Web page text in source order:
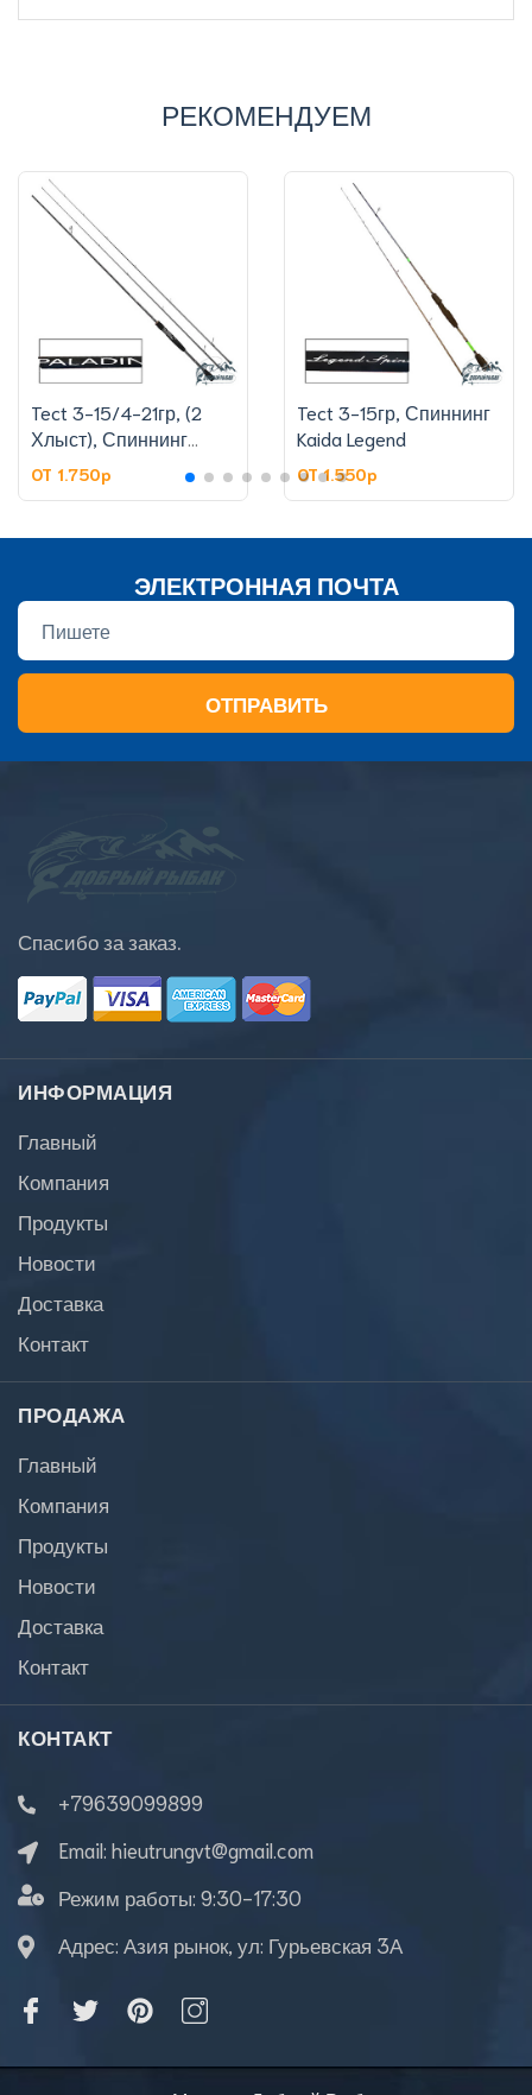
РЕКОМЕНДУЕМ
Tect 3-15/4-21гр, (2
Хлыст), Спиннинг
Kaida PALADIN
OT 1.750p
Tect 3-15гр, Спиннинг
Kaida Legend
OT 1.550p
ЭЛЕКТРОННАЯ ПОЧТА
ОТПРАВИТЬ
Спасибо за заказ.
ИНФОРМАЦИЯ
Главный
Компания
Продукты
Новости
Доставка
Контакт
ПРОДАЖА
Главный
Компания
Продукты
Новости
Доставка
Контакт
КОНТАКТ
+79639099899
Email: hieutrungvt@gmail.com
Режим работы: 9:30-17:30
Адрес: Азия рынок, ул: Гурьевская 3А